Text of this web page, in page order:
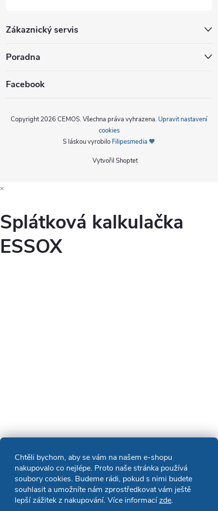
Chtěli bychom, aby se vám na našem e-shopu
nakupovalo co nejlépe. Proto naše stránka používá
soubory cookies. Budeme rádi, pokud s nimi budete
souhlasit a umožníte nám zprostředkovat vám ještě
lepší zážitek z nakupování. Více informacízde.
Zákaznický servis
Poradna
Facebook
Vytvořil Shoptet
Copyright 2026 CEMOS. Všechna práva vyhrazena. Upravit nastavení
cookies
S láskou vyrobilo Filipesmedia 🧡
×
Splátková kalkulačka
ESSOX